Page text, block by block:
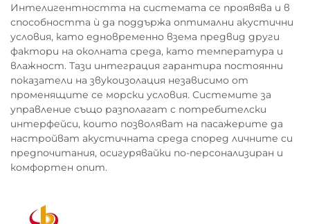
Интелигентността на системата се проявява и в
способността ѝ да поддържа оптимални акустични
условия, като едновременно взема предвид други
фактори на околната среда, като температура и
влажност. Тази интеграция гарантира постоянни
показатели на звукоизолация независимо от
променящите се морски условия. Системите за
управление също разполагат с потребителски
интерфейси, които позволяват на пасажерите да
настройват акустичната среда според личните си
предпочитания, осигурявайки по-персонализиран и
комфортен опит.